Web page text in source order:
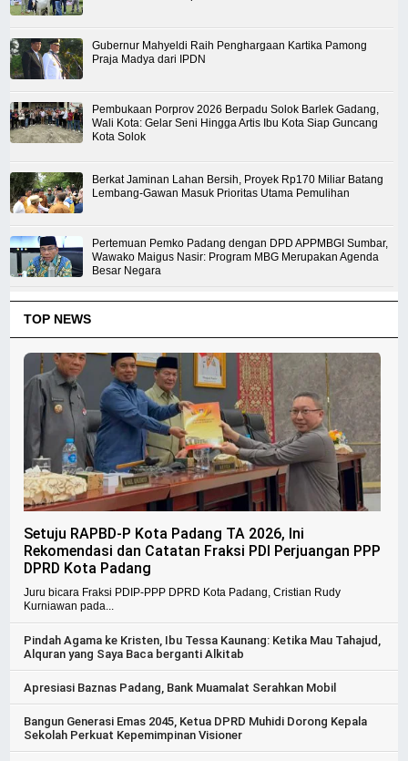
Gubernur Mahyeldi Raih Penghargaan Kartika Pamong
Praja Madya dari IPDN
Pembukaan Porprov 2026 Berpadu Solok Barlek Gadang,
Wali Kota: Gelar Seni Hingga Artis Ibu Kota Siap Guncang
Kota Solok
Berkat Jaminan Lahan Bersih, Proyek Rp170 Miliar Batang
Lembang-Gawan Masuk Prioritas Utama Pemulihan
Pertemuan Pemko Padang dengan DPD APPMBGI Sumbar,
Wawako Maigus Nasir: Program MBG Merupakan Agenda
Besar Negara
TOP NEWS
Setuju RAPBD-P Kota Padang TA 2026, Ini
Rekomendasi dan Catatan Fraksi PDI Perjuangan PPP
DPRD Kota Padang
Juru bicara Fraksi PDIP-PPP DPRD Kota Padang, Cristian Rudy
Kurniawan pada...
Pindah Agama ke Kristen, Ibu Tessa Kaunang: Ketika Mau Tahajud,
Alquran yang Saya Baca berganti Alkitab
Apresiasi Baznas Padang, Bank Muamalat Serahkan Mobil
Bangun Generasi Emas 2045, Ketua DPRD Muhidi Dorong Kepala
Sekolah Perkuat Kepemimpinan Visioner